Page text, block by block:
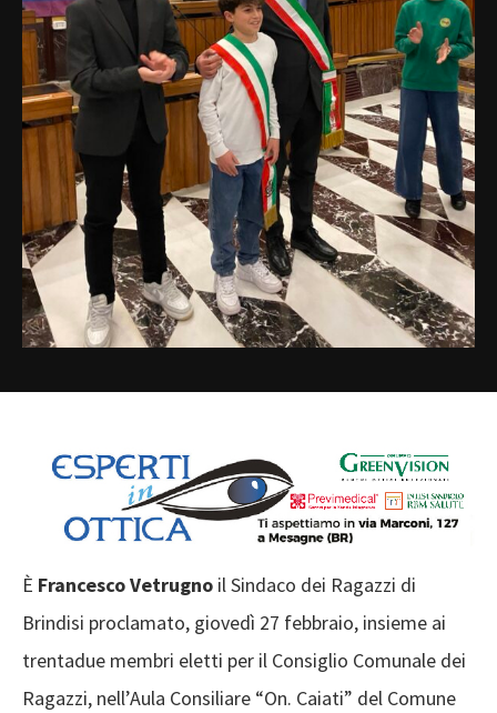
È Francesco Vetrugno il Sindaco dei Ragazzi di
Brindisi proclamato, giovedì 27 febbraio, insieme ai
trentadue membri eletti per il Consiglio Comunale dei
Ragazzi, nell’Aula Consiliare “On. Caiati” del Comune